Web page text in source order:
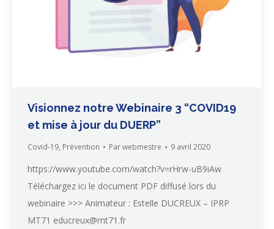
Visionnez notre Webinaire 3 “COVID19
et mise à jour du DUERP”
Covid-19, Prévention Parwebmestre 9 avril 2020
https://www.youtube.com/watch?v=rHrw-uB9iAw
Téléchargez ici le document PDF diffusé lors du
webinaire >>> Animateur : Estelle DUCREUX – IPRP
MT71 educreux@mt71.fr